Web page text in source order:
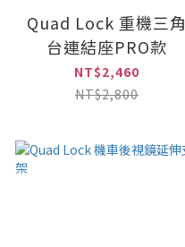
Quad Lock 重機三角
台連結座PRO款
NT$2,460
NT$2,800